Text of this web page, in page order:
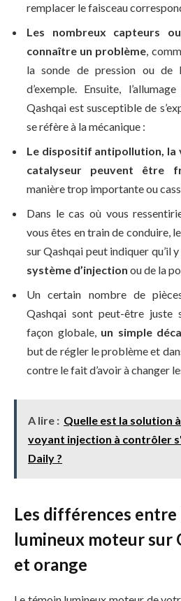
remplacer le faisceau
Les nombreux capteurs
connaître un problème,
la sonde de pression ou de
d’exemple. Ensuite,
Qashqai est susceptible de
se réfère à la mécanique :
Le dispositif antipollution, la
catalyseur peuvent être
manière trop importante ou
Dans le cas où vous
vous êtes en train de conduire,
sur Qashqai peut indiquer qu’il y
système d’injection ou de la
Un certain nombre de
Qashqai sont peut-être juste
façon globale, un simple
but de régler le problème et
contre le fait d’avoir à changer
A lire : Quelle est la solution
voyant injection à contrôler
Daily ?
Les différences
lumineux moteur sur
et orange